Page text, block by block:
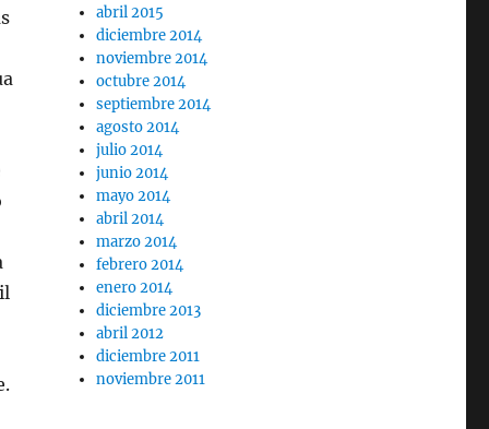
abril 2015
diciembre 2014
noviembre 2014
octubre 2014
septiembre 2014
agosto 2014
julio 2014
junio 2014
mayo 2014
abril 2014
marzo 2014
febrero 2014
enero 2014
diciembre 2013
abril 2012
diciembre 2011
noviembre 2011